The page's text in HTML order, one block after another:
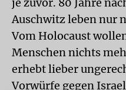
Auschwitz leben nur
Vom Holocaust
Menschen nichts
erhebt lieber
Vorwürfe gegen